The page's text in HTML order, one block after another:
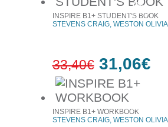
7%
έκπτωση
έκπτωση
INSPIRE B1+ STUDENT'S BOOK
STEVENS CRAIG, WESTON OLIVIA
33,40€ 31,06€
INSPIRE B1+ WORKBOOK
STEVENS CRAIG, WESTON OLIVIA